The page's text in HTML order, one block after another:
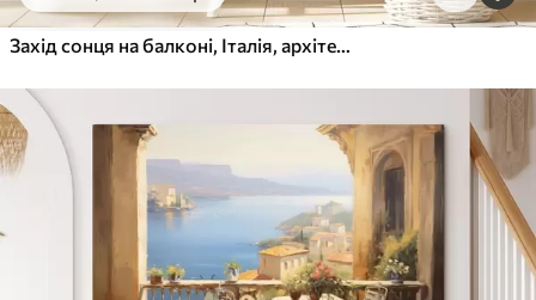
Захід сонця на балконі, Італія, архітектура, квітучі квіти, акварельний стиль